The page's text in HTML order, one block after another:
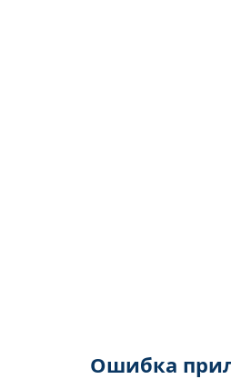
Ошибка